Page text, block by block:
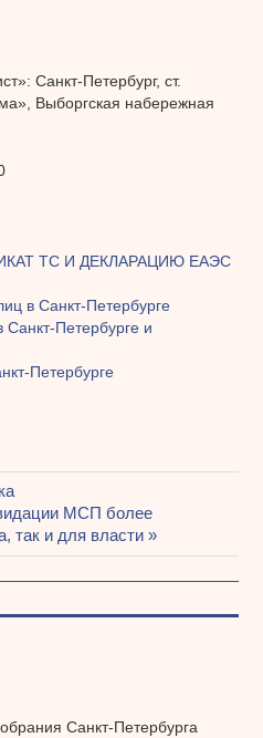
Санкт-Петербург, ст.
Выборгская набережная
ТС И ДЕКЛАРАЦИЮ ЕАЭС
в Санкт-Петербурге
Петербурге и
Петербурге
МСП более
так и для власти
Санкт-Петербурга